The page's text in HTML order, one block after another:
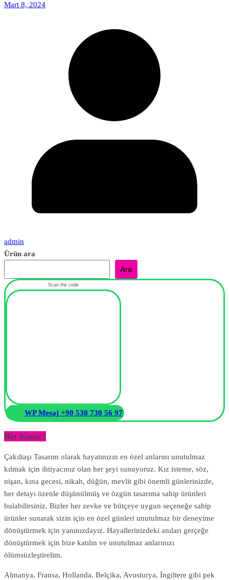
Mart 8, 2024
admin
Ürün ara
Ara
Scan the code
WP Mesaj +90 530 730 56 97
Biz kimiz?
Çakıltaşı Tasarım olarak hayatınızın en özel anlarını unutulmaz
kılmak için ihtiyacınız olan her şeyi sunuyoruz. Kız isteme, söz,
nişan, kına gecesi, nikah, düğün, mevlit gibi önemli günlerinizde,
her detayı özenle düşünülmüş ve özgün tasarıma sahip ürünleri
bulabilirsiniz. Bizler her zevke ve bütçeye uygun seçeneğe sahip
ürünler sunarak sizin için en özel günleri unutulmaz bir deneyime
dönüştürmek için yanınızdayız. Hayallerinizdeki anıları gerçeğe
dönüştürmek için bize katılın ve unutulmaz anlarınızı
ölümsüzleştirelim.
Almanya, Fransa, Hollanda, Belçika, Avusturya, İngiltere gibi pek